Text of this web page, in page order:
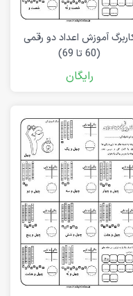
آموزش اعداد دو رقمی
(60 تا 69)
رایگان